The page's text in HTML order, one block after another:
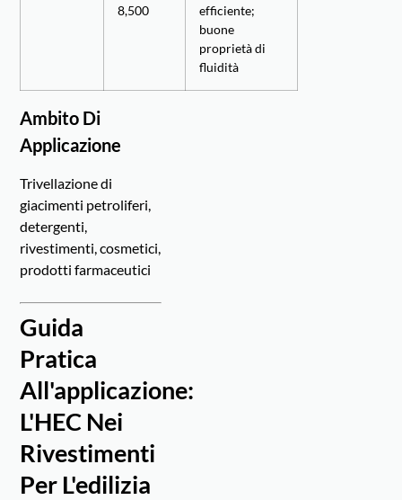
8,500
efficiente;
buone
proprietà di
fluidità
Ambito Di
Applicazione
Trivellazione di
giacimenti petroliferi,
detergenti,
rivestimenti, cosmetici,
prodotti farmaceutici
Guida
Pratica
All'applicazione:
L'HEC Nei
Rivestimenti
Per L'edilizia